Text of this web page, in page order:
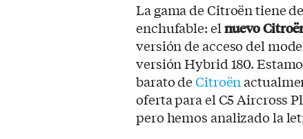
La gama de Citroën tiene
enchufable: elnuevo
versión de acceso del
versión Hybrid 180.
barato deCitroën
oferta para el C5 Aircross
pero hemos analizado la